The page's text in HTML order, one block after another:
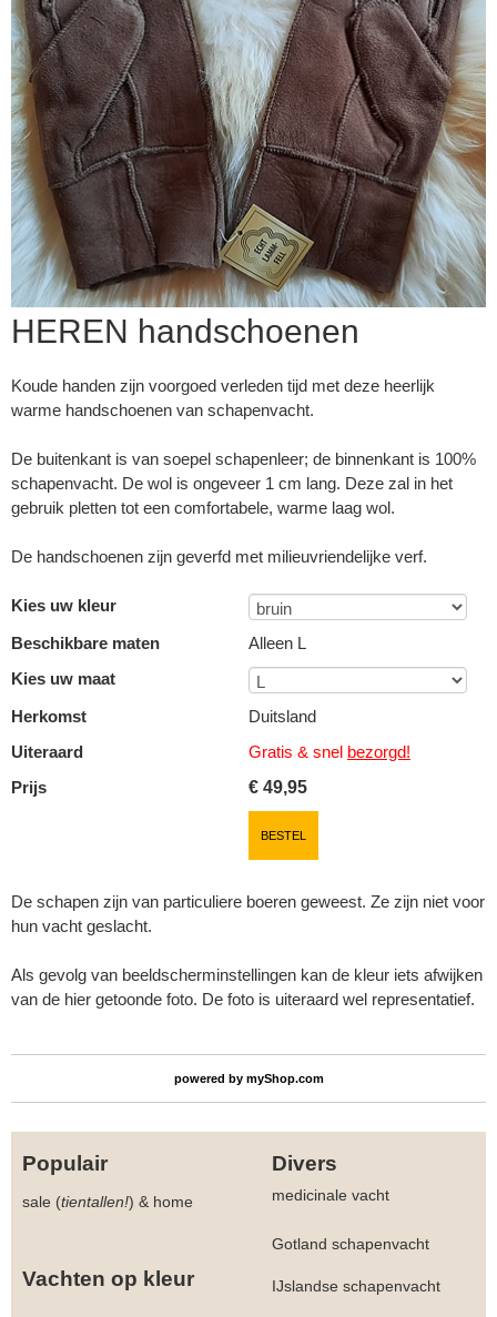
HEREN handschoenen
Koude handen zijn voorgoed verleden tijd met deze heerlijk
warme handschoenen van schapenvacht.
De buitenkant is van soepel schapenleer; de binnenkant is 100%
schapenvacht. De wol is ongeveer 1 cm lang. Deze zal in het
gebruik pletten tot een comfortabele, warme laag wol.
De handschoenen zijn geverfd met milieuvriendelijke verf.
Kies uw kleur
Beschikbare maten
Alleen L
Kies uw maat
Herkomst
Duitsland
Uiteraard
Gratis & snel bezorgd!
Prijs
€ 49,95
BESTEL
De schapen zijn van particuliere boeren geweest. Ze zijn niet voor
hun vacht geslacht.
Als gevolg van beeldscherminstellingen kan de kleur iets afwijken
van de hier getoonde foto. De foto is uiteraard wel representatief.
powered by myShop.com
Populair Divers
sale (tientallen!) & home medicinale vacht
Gotland schapenvacht
Vachten op kleur IJslandse schapenvacht